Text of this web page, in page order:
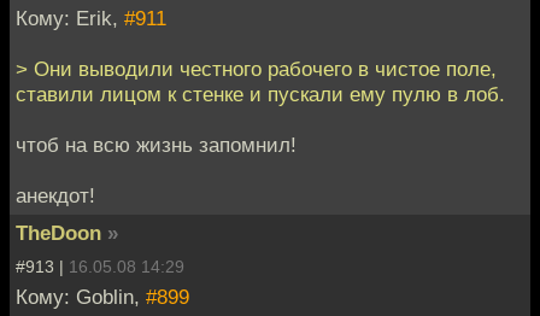
Кому: Erik, #911
> Они выводили честного рабочего в чистое поле,
ставили лицом к стенке и пускали ему пулю в лоб.
чтоб на всю жизнь запомнил!
анекдот!
TheDoon »
#913 | 16.05.08 14:29
Кому: Goblin, #899